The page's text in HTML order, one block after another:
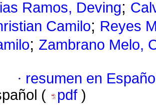
Ramos, Deving;
Camilo; Reyes
; Zambrano Melo,
· resumen en
(
pdf )